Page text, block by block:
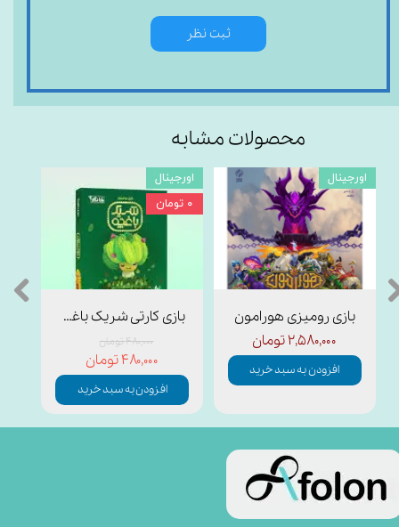
ثبت نظر
بازی کارتی شریک باغچه
۴۸۰,۰۰۰ تومان
۴۸۰,۰۰۰ تومان
افزودن به سبد خرید
اورجینال
۰ تومان
بازی رومیزی هورامون
۲,۵۸۰,۰۰۰ تومان
افزودن به سبد خرید
اورجینال
محصولات مشابه